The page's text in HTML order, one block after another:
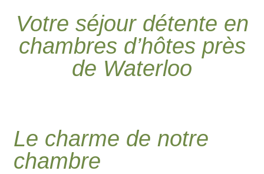
Votre séjour détente en
chambres d’hôtes près
de Waterloo
Le charme de notre
chambre